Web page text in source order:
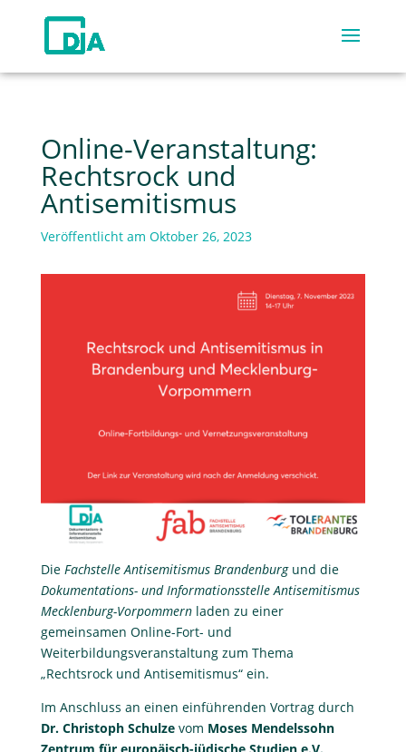
Online-Veranstaltung:
Rechtsrock und
Antisemitismus
Veröffentlicht am Oktober 26, 2023
Die Fachstelle Antisemitismus Brandenburgund die
Dokumentations- und Informationsstelle Antisemitismus
Mecklenburg-Vorpommernladen zu einer
gemeinsamen Online-Fort- und
Weiterbildungsveranstaltung zum Thema
„Rechtsrock und Antisemitismus“ ein.
Im Anschluss an einen einführenden Vortrag durch
Dr. Christoph Schulzevom Moses Mendelssohn